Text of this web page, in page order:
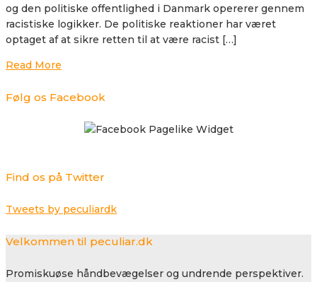
og den politiske offentlighed i Danmark opererer gennem
racistiske logikker. De politiske reaktioner har været
optaget af at sikre retten til at være racist […]
Read More
Følg os Facebook
Find os på Twitter
Tweets by peculiardk
Velkommen til peculiar.dk
Promiskuøse håndbevægelser og undrende perspektiver.